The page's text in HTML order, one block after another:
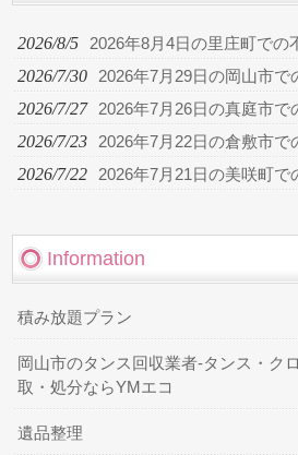
2026/8/5 2026年8月4日の里庄町での
2026/7/30 2026年7月29日の岡山市で
2026/7/27 2026年7月26日の真庭市で
2026/7/23 2026年7月22日の倉敷市で
2026/7/22 2026年7月21日の美咲町で
Information
積み放題プラン
岡山市のタンス回収業者-タンス・ク
取・処分ならYMエコ
遺品整理